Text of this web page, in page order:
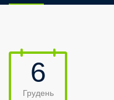
6
Грудень